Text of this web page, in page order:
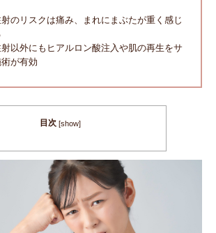
のリスクは痛み、まれにまぶたが重く感じ
以外にもヒアルロン酸注入や肌の再生をサ
が有効
目次 [show]